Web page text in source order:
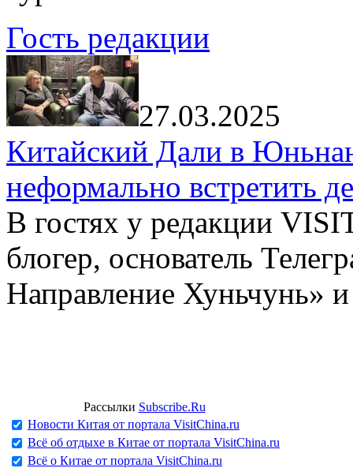
Гость редакции
27.03.2025
Китайский Дали в
неформально встретить
В гостях у редакции
блогер, основатель
Направление Хуньчунь»
Рассылки Subscribe.Ru
Новости Китая от портала VisitChina.ru
Всё об отдыхе в Китае от портала VisitChina.ru
Всё о Китае от портала VisitChina.ru